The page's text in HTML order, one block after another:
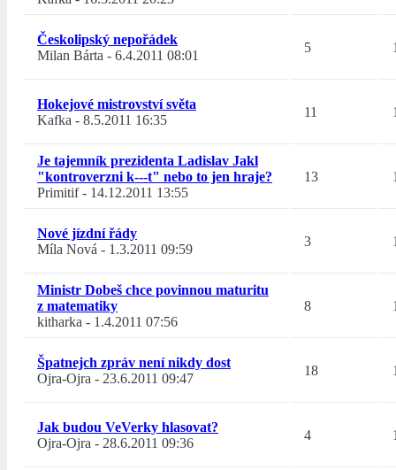
Českolipský nepořádek
Milan Bárta - 6.4.2011 08:01
5
Hokejové mistrovství světa
Kafka - 8.5.2011 16:35
11
Je tajemník prezidenta Ladislav Jakl
"kontroverzni k---t" nebo to jen hraje?
Primitif- 14.12.2011 13:55
13
Nové jízdní řády
Míla Nová - 1.3.2011 09:59
3
Ministr Dobeš chce povinnou maturitu
z matematiky
kitharka - 1.4.2011 07:56
8
Špatnejch zpráv není nikdy dost
Ojra-Ojra - 23.6.2011 09:47
18
Jak budou VeVerky hlasovat?
Ojra-Ojra - 28.6.2011 09:36
4